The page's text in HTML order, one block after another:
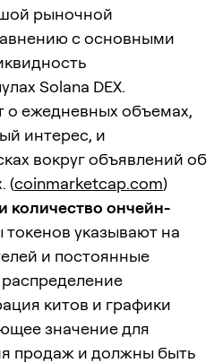
рыночной
с основными
Solana DEX.
ежедневных объемах,
интерес, и
вокруг объявлений об
(coinmarketcap.com)
количество ончейн-
указывают на
и постоянные
китов и графики
значение для
продаж и должны быть